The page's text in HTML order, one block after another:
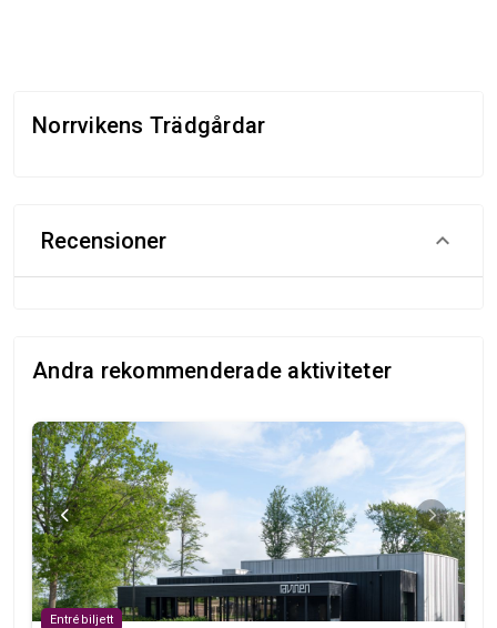
Norrvikens Trädgårdar
Recensioner
Andra rekommenderade aktiviteter
Entrébiljett